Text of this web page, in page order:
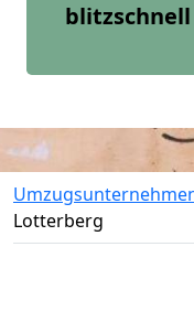
Lotterberg